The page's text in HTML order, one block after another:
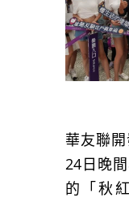
華友聯
24日晚
的「秋